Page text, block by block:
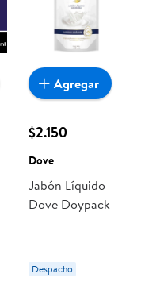
$2.150
Dove
Jabón Líquido
Dove Doypack
Despacho
Agregar